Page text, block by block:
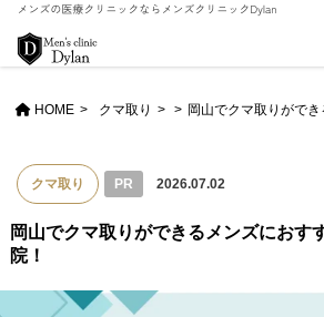
HOME クマ取り > 岡山でクマ取りがで
クマ取り PR 2026.07.02
岡山でクマ取りができるメンズにおす
院！